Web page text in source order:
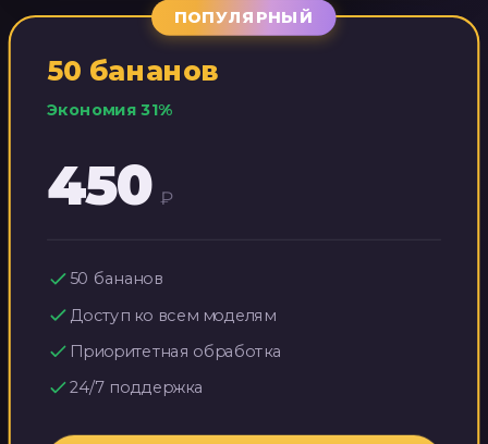
ПОПУЛЯРНЫЙ
50 бананов
Экономия31%
450 ₽
50 бананов
Доступ ко всем моделям
Приоритетная обработка
24/7 поддержка